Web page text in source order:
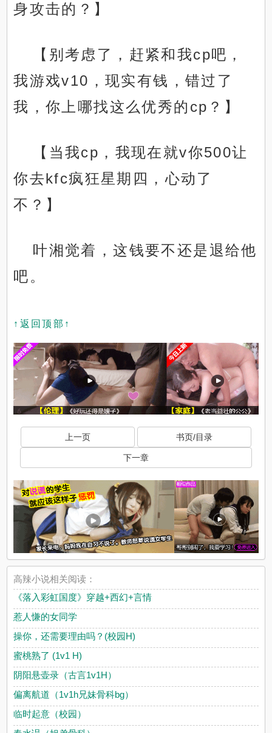
身攻击的？】
【别考虑了，赶紧和我cp吧，
我游戏v10，现实有钱，错过了
我，你上哪找这么优秀的cp？】
【当我cp，我现在就v你500让
你去kfc疯狂星期四，心动了
不？】
叶湘觉着，这钱要不还是退给他
吧。
↑返回顶部↑
上一页 书页/目录
下一章
高辣小说相关阅读：
《落入彩虹国度》穿越+西幻+言情
惹人慊的女同学
操你，还需要理由吗？(校园H)
蜜桃熟了 (1v1 H)
阴阳悬壶录（古言1v1H）
偏离航道（1v1h兄妹骨科bg）
临时起意（校园）